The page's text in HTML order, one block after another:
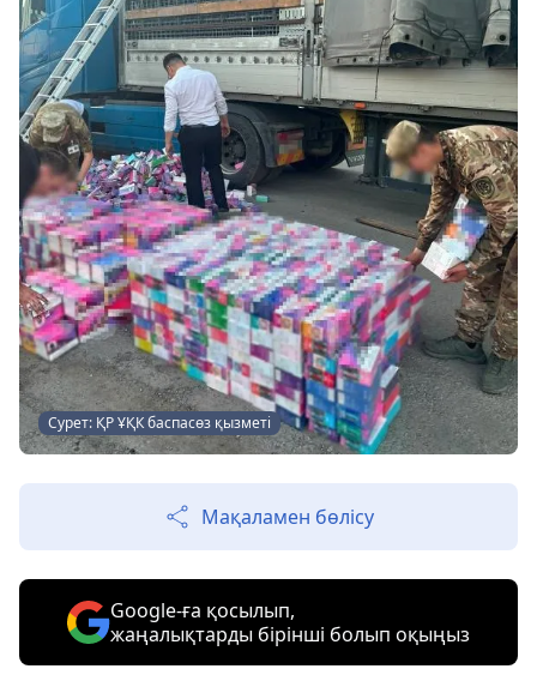
Сурет: ҚР ҰҚК баспасөз қызметі
Мақаламен бөлісу
Google-ға қосылып,
жаңалықтарды бірінші болып оқыңыз